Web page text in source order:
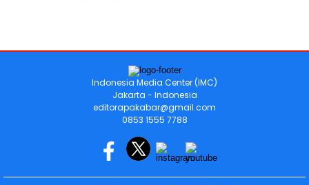
Indonesia Media Center (IMC)
Jakarta - Indonesia
editorapakabar@gmail.com
0853 1555 7788